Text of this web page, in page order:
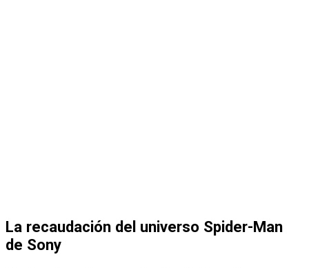
La recaudación del universo Spider-Man
de Sony